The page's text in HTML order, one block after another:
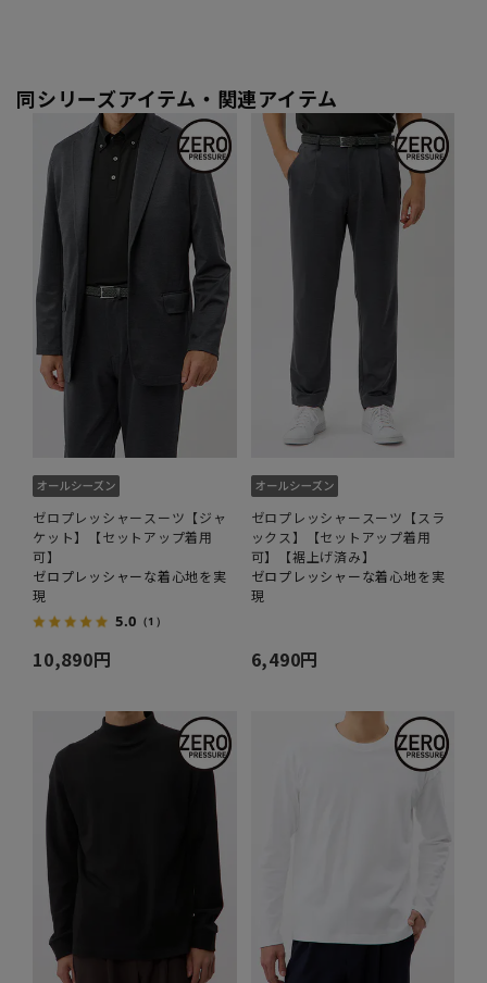
同シリーズアイテム・関連アイテム
ゼロプレッシャースーツ【ジャ
ケット】【セットアップ着用
可】
ゼロプレッシャーな着心地を実
現
5.0 （1）
10,890円
ゼロプレッシャースーツ【スラ
ックス】【セットアップ着用
可】【裾上げ済み】
ゼロプレッシャーな着心地を実
現
6,490円